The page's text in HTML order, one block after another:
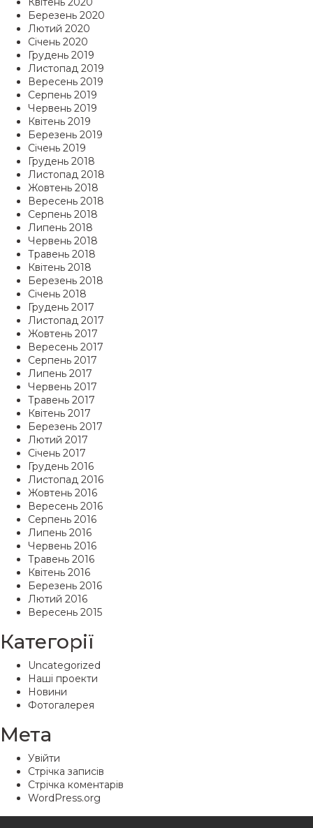
Березень 2020
Лютий 2020
Січень 2020
Грудень 2019
Листопад 2019
Вересень 2019
Серпень 2019
Червень 2019
Квітень 2019
Березень 2019
Січень 2019
Грудень 2018
Листопад 2018
Жовтень 2018
Вересень 2018
Серпень 2018
Липень 2018
Червень 2018
Травень 2018
Квітень 2018
Березень 2018
Січень 2018
Грудень 2017
Листопад 2017
Жовтень 2017
Вересень 2017
Серпень 2017
Липень 2017
Червень 2017
Травень 2017
Квітень 2017
Березень 2017
Лютий 2017
Січень 2017
Грудень 2016
Листопад 2016
Жовтень 2016
Вересень 2016
Серпень 2016
Липень 2016
Червень 2016
Травень 2016
Квітень 2016
Березень 2016
Лютий 2016
Вересень 2015
Категорії
Uncategorized
Наші проекти
Новини
Фотогалерея
Мета
Увійти
Стрічка записів
Стрічка коментарів
WordPress.org